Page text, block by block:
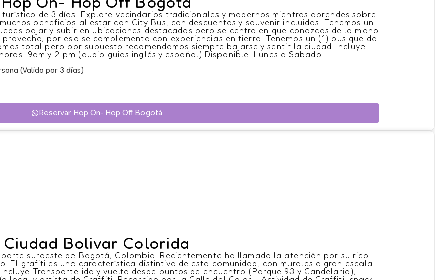
de 3 días. Explore vecindarios ​tradicionales y modernos mientras aprendes ​sobre
beneficios al estar con City Bus, con ​descuentos y souvenir incluidas. Tenemos un
bajar y subir en ubicaciones ​destacadas pero se centra en que conozcas de ​la mano
por eso se complementa con ​experiencias en tierra. Tenemos un (1) bus que da
total ​pero por supuesto recomendamos siempre ​bajarse y sentir la ciudad. Incluye
9am y 2 pm (audio guias inglés y español) Disponible: Lunes a Sabado
(Valido por 3 días)
Reservar Hop On- Hop Off Bogotá
Ciudad Bolivar Colorida
suroeste de Bogotá, Colombia. Recientemente ha llamado la atención por su rico
El grafiti es una característica distintiva de esta comunidad, con murales a gran escala
ida y vuelta desde puntos de encuentro (Parque 93 y Candelaria),